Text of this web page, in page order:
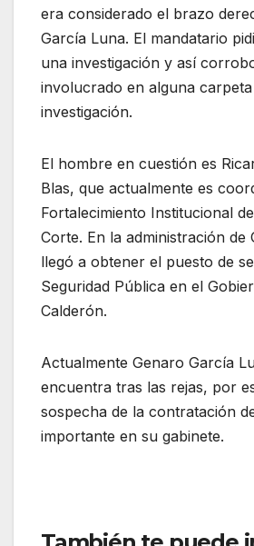
era considerado el brazo
García Luna. El mandatario
una investigación y así
involucrado en alguna carpeta
investigación.
El hombre en cuestión es
Blas, que actualmente es
Fortalecimiento Institucional
Corte. En la administración de
llegó a obtener el puesto de
Seguridad Pública en el
Calderón.
Actualmente Genaro García
encuentra tras las rejas, por
sospecha de la contratación
importante en su gabinete.